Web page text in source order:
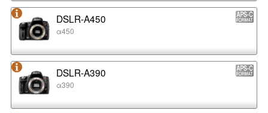
DSLR-A450
α450
DSLR-A390
α390